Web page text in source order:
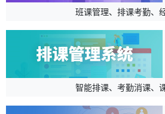
班课管理、排课考勤、
智能排课、考勤消课、